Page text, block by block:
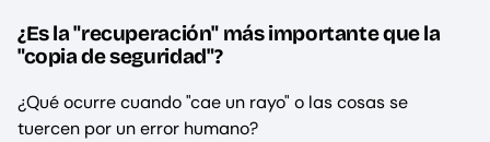
¿Es la "recuperación" más importante que la
"copia de seguridad"?
¿Qué ocurre cuando "cae un rayo" o las cosas se
tuercen por un error humano?